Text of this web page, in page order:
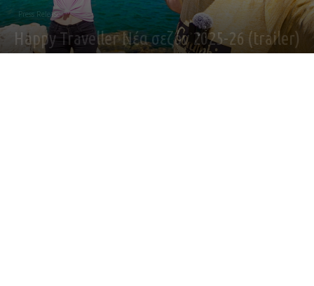
Press Release
Ηappy Traveller Νέα σεζόν 2025-26 (trailer)